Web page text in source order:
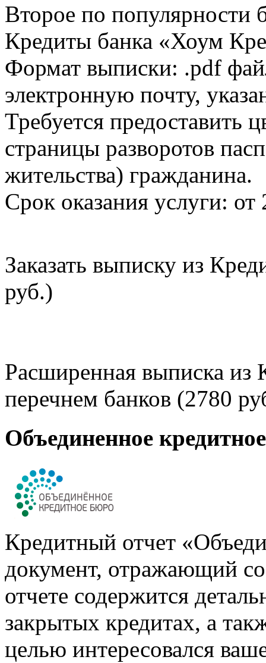
Второе по популярности
Кредиты банка «Хоум
Формат выписки: .pdf
электронную почту,
Требуется предоставить
страницы разворотов
жительства) гражданина.
Срок оказания услуги: от
Заказать выписку из
руб.)
Расширенная выписка из
перечнем банков (2780
Объединенное
Кредитный отчет
документ, отражающий
отчете содержится
закрытых кредитах, а
целью интересовался